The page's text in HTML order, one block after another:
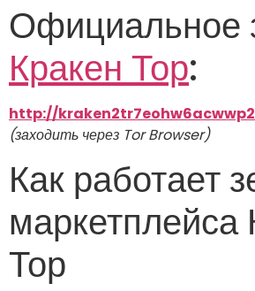
Официальное
Кракен Тор:
http://
(заходить через Tor Browser)
Как работает
маркетплейса
Тор